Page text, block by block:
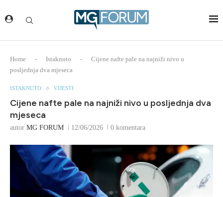
Home - Istaknuto -
Cijene nafte pale na najniži nivo u
posljednja dva mjeseca
ISTAKNUTO VIJESTI
Cijene nafte pale na najniži nivo u posljednja dva
mjeseca
autor MG FORUM 12/06/2026 0 komentara